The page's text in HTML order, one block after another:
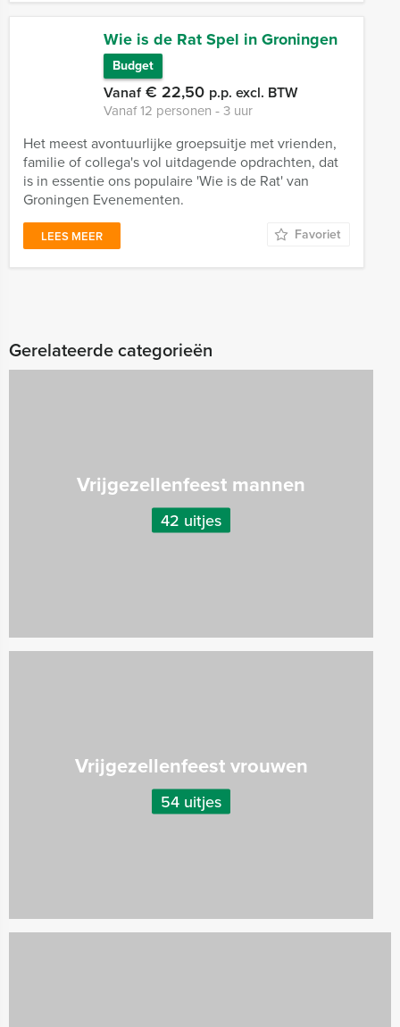
Wie is de Rat Spel in Groningen
Budget
Vanaf€ 22,50 p.p. excl. BTW
Vanaf 12 personen ‐ 3 uur
Het meest avontuurlijke groepsuitje met vrienden,
familie of collega's vol uitdagende opdrachten, dat
is in essentie ons populaire 'Wie is de Rat' van
Groningen Evenementen.
LEES MEER Favoriet
Gerelateerde categorieën
Vrijgezellenfeest mannen
42 uitjes
Vrijgezellenfeest vrouwen
54 uitjes